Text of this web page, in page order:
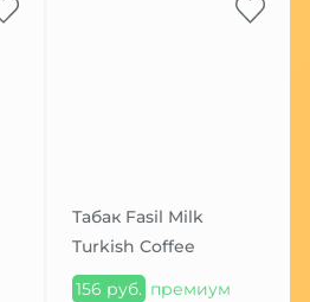
Табак Fasil Milk
Turkish Coffee
156 руб. премиум